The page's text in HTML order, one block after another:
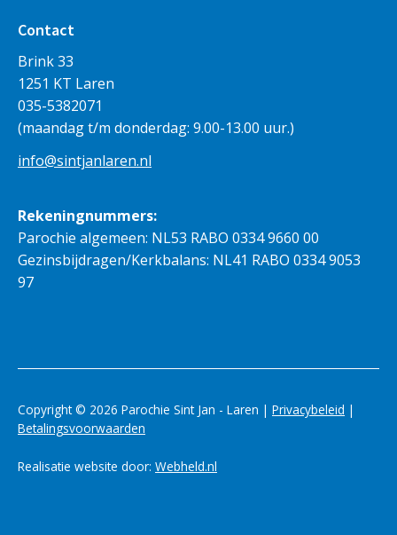
Contact
Brink 33
1251 KT Laren
035-5382071
(maandag t/m donderdag: 9.00-13.00 uur.)
info@sintjanlaren.nl
Rekeningnummers:
Parochie algemeen: NL53 RABO 0334 9660 00
Gezinsbijdragen/Kerkbalans: NL41 RABO 0334 9053
97
Copyright © 2026 Parochie Sint Jan - Laren | Privacybeleid |
Betalingsvoorwaarden
Realisatie website door: Webheld.nl